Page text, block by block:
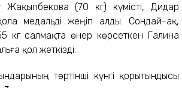
(70 кг) күмісті, Дидар
медальді жеңіп алды. Сондай-ақ,
кг салмақта өнер көрсеткен Галина
қол жеткізді.
төртінші күнгі қорытындысы